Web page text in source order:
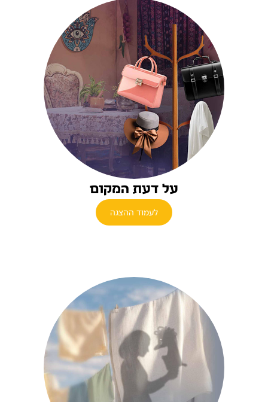
על דעת המקום
לעמוד ההצגה